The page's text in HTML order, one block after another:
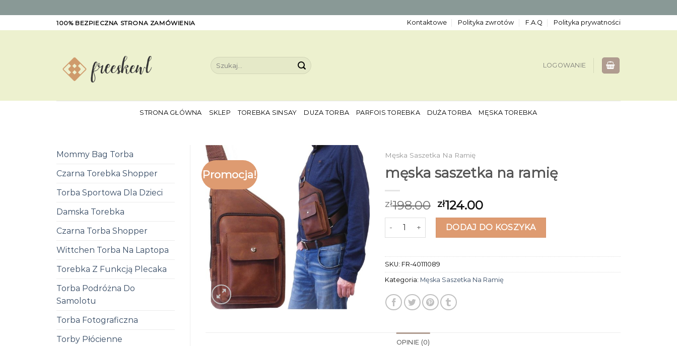
to
100% BEZPIECZNA STRONA ZAMÓWIENIA Kontaktowe Polityka zwrotów F.A.Q Polityka prywatności
Szukaj:
LOGOWANIE
STRONA GŁÓWNA SKLEP TOREBKA SINSAY DUZA TORBA PARFOIS TOREBKA DUŻA TORBA MĘSKA TOREBKA
Mommy Bag Torba
Czarna Torebka Shopper
Torba Sportowa Dla Dzieci
Damska Torebka
Czarna Torba Shopper
Wittchen Torba Na Laptopa
Torebka Z Funkcją Plecaka
Torba Podróżna Do
Samolotu
Torba Fotograficzna
Torby Płócienne
Promocja!
Męska Saszetka Na Ramię
męska saszetka na ramię
zł198.00 zł124.00
ilość męska saszetka na ramięDODAJ DO KOSZYKA
SKU: FR-40111089
Kategoria: Męska Saszetka Na Ramię
OPINIE (0)